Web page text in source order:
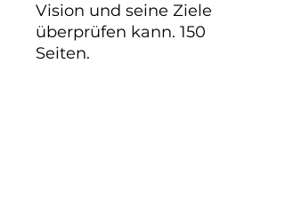
Vision und seine Ziele
überprüfen kann. 150
Seiten.